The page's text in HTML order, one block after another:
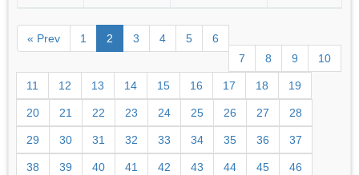
« Prev 1 2 3 4 5
6
7
8 9 10
11 12 13 14 15 16 17 18 19
20 21 22 23 24 25 26 27 28
29 30 31 32 33 34 35 36 37
38 39 40 41 42 43 44 45 46